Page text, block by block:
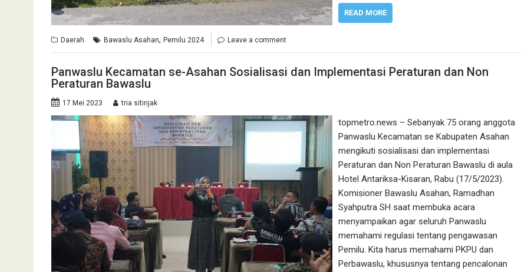
READ MORE
Daerah Bawaslu Asahan, Pemilu 2024 Leave a comment
Panwaslu Kecamatan se-Asahan Sosialisasi dan Implementasi Peraturan dan Non
Peraturan Bawaslu
17 Mei 2023 tria sitinjak
topmetro.news – Sebanyak 75 orang anggota
Panwaslu Kecamatan se Kabupaten Asahan
mengikuti sosialisasi dan implementasi
Peraturan dan Non Peraturan Bawaslu di aula
Hotel Antariksa-Kisaran, Rabu (17/5/2023).
Komisioner Bawaslu Asahan, Ramadhan
Syahputra SH saat membuka acara
menyampaikan agar seluruh Panwaslu
memahami regulasi tentang pengawasan
Pemilu. Kita harus memahami PKPU dan
Perbawaslu, khususnya tentang pencalonan